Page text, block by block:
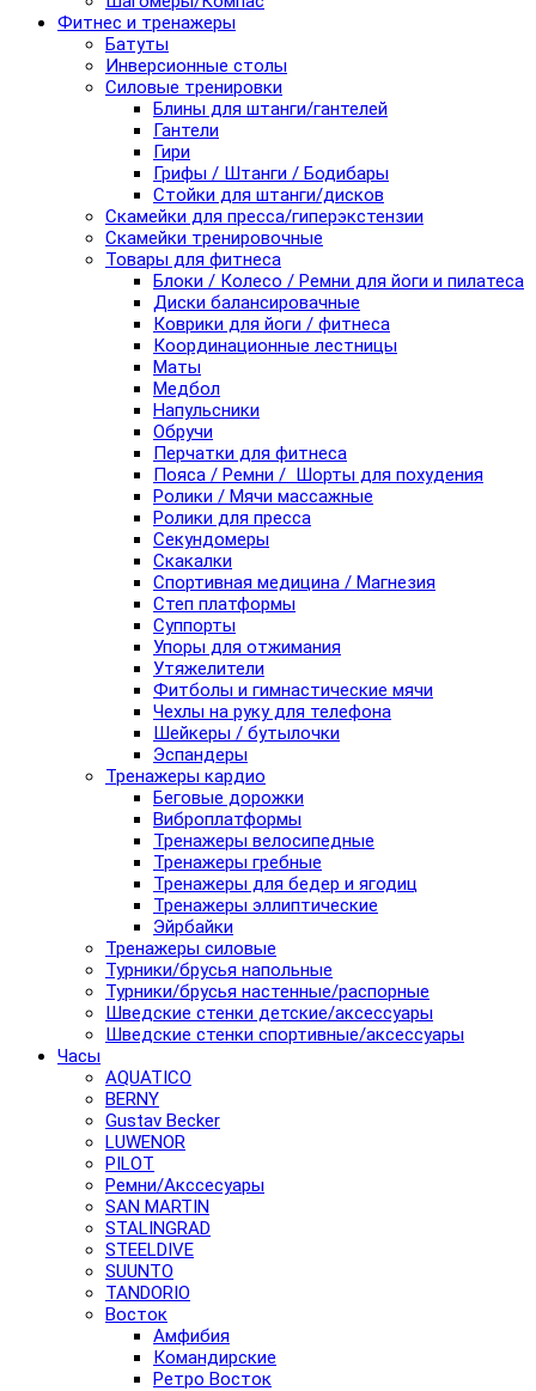
Фитнес и тренажеры
Батуты
Инверсионные столы
Силовые тренировки
Блины для штанги/гантелей
Гантели
Гири
Грифы / Штанги / Бодибары
Стойки для штанги/дисков
Скамейки для пресса/гиперэкстензии
Скамейки тренировочные
Товары для фитнеса
Блоки / Колесо / Ремни для йоги и пилатеса
Диски балансировачные
Коврики для йоги / фитнеса
Координационные лестницы
Маты
Медбол
Напульсники
Обручи
Перчатки для фитнеса
Пояса / Ремни / Шорты для похудения
Ролики / Мячи массажные
Ролики для пресса
Секундомеры
Скакалки
Спортивная медицина / Магнезия
Степ платформы
Суппорты
Упоры для отжимания
Утяжелители
Фитболы и гимнастические мячи
Чехлы на руку для телефона
Шейкеры / бутылочки
Эспандеры
Тренажеры кардио
Беговые дорожки
Виброплатформы
Тренажеры велосипедные
Тренажеры гребные
Тренажеры для бедер и ягодиц
Тренажеры эллиптические
Эйрбайки
Тренажеры силовые
Турники/брусья напольные
Турники/брусья настенные/распорные
Шведские стенки детские/аксессуары
Шведские стенки спортивные/аксессуары
Часы
AQUATICO
BERNY
Gustav Becker
LUWENOR
PILOT
Pемни/Акссесуары
SAN MARTIN
STALINGRAD
STEELDIVE
SUUNTO
TANDORIO
Восток
Амфибия
Командирские
Ретро Восток